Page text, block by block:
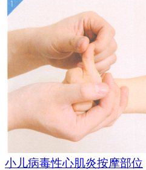
小儿病毒性心肌炎按摩部位